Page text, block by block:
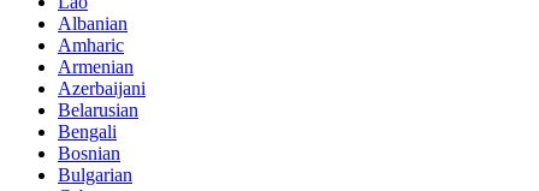
Albanian
Amharic
Armenian
Azerbaijani
Belarusian
Bengali
Bosnian
Bulgarian